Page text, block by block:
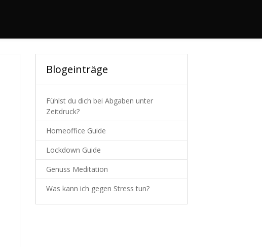
Blogeinträge
Fühlst du dich bei Abgaben unter
Zeitdruck?
Homeoffice Guide
Lockdown Guide
Genuss Meditation
Was kann ich gegen Stress tun?